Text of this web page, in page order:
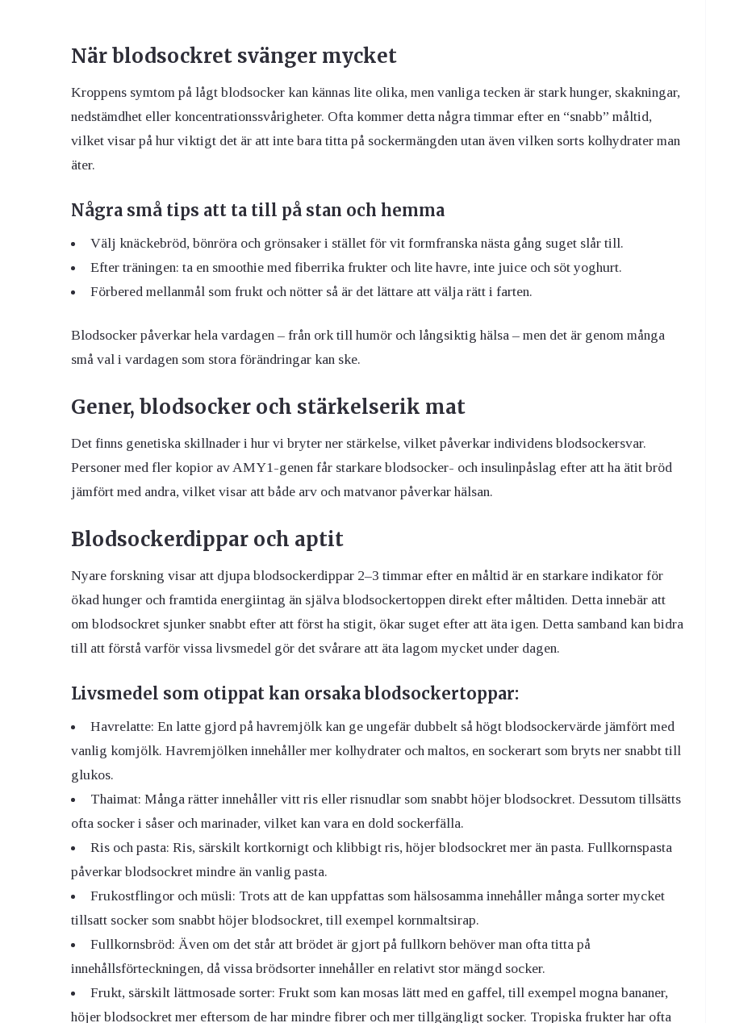
När blodsockret svänger mycket
Kroppens symtom på lågt blodsocker kan kännas lite olika, men vanliga tecken är stark hunger, skakningar,
nedstämdhet eller koncentrationssvårigheter. Ofta kommer detta några timmar efter en “snabb” måltid,
vilket visar på hur viktigt det är att inte bara titta på sockermängden utan även vilken sorts kolhydrater man
äter.
Några små tips att ta till på stan och hemma
Välj knäckebröd, bönröra och grönsaker i stället för vit formfranska nästa gång suget slår till.
Efter träningen: ta en smoothie med fiberrika frukter och lite havre, inte juice och söt yoghurt.
Förbered mellanmål som frukt och nötter så är det lättare att välja rätt i farten.
Blodsocker påverkar hela vardagen – från ork till humör och långsiktig hälsa – men det är genom många
små val i vardagen som stora förändringar kan ske.
Gener, blodsocker och stärkelserik mat
Det finns genetiska skillnader i hur vi bryter ner stärkelse, vilket påverkar individens blodsockersvar.
Personer med fler kopior av AMY1-genen får starkare blodsocker- och insulinpåslag efter att ha ätit bröd
jämfört med andra, vilket visar att både arv och matvanor påverkar hälsan.
Blodsockerdippar och aptit
Nyare forskning visar att djupa blodsockerdippar 2–3 timmar efter en måltid är en starkare indikator för
ökad hunger och framtida energiintag än själva blodsockertoppen direkt efter måltiden. Detta innebär att
om blodsockret sjunker snabbt efter att först ha stigit, ökar suget efter att äta igen. Detta samband kan bidra
till att förstå varför vissa livsmedel gör det svårare att äta lagom mycket under dagen.
Livsmedel som otippat kan orsaka blodsockertoppar:
Havrelatte: En latte gjord på havremjölk kan ge ungefär dubbelt så högt blodsockervärde jämfört med
vanlig komjölk. Havremjölken innehåller mer kolhydrater och maltos, en sockerart som bryts ner snabbt till
glukos.
Thaimat: Många rätter innehåller vitt ris eller risnudlar som snabbt höjer blodsockret. Dessutom tillsätts
ofta socker i såser och marinader, vilket kan vara en dold sockerfälla.
Ris och pasta: Ris, särskilt kortkornigt och klibbigt ris, höjer blodsockret mer än pasta. Fullkornspasta
påverkar blodsockret mindre än vanlig pasta.
Frukostflingor och müsli: Trots att de kan uppfattas som hälsosamma innehåller många sorter mycket
tillsatt socker som snabbt höjer blodsockret, till exempel kornmaltsirap.
Fullkornsbröd: Även om det står att brödet är gjort på fullkorn behöver man ofta titta på
innehållsförteckningen, då vissa brödsorter innehåller en relativt stor mängd socker.
Frukt, särskilt lättmosade sorter: Frukt som kan mosas lätt med en gaffel, till exempel mogna bananer,
höjer blodsockret mer eftersom de har mindre fibrer och mer tillgängligt socker. Tropiska frukter har ofta